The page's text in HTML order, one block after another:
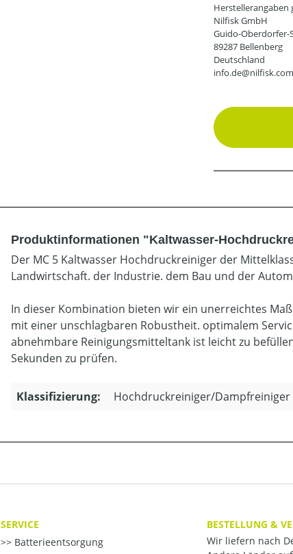
Herstellerangaben
Nilfisk GmbH
Guido-Oberdorfer-
89287 Bellenberg
Deutschland
info.de@nilfisk.com
Produktinformationen "Kaltwasser-
Der MC 5 Kaltwasser Hochdruckreiniger der
Landwirtschaft. der Industrie. dem Bau und der
In dieser Kombination bieten wir ein unerreichtes
mit einer unschlagbaren Robustheit. optimalem
abnehmbare Reinigungsmitteltank ist leicht zu
Sekunden zu prüfen.
Klassifizierung: Hochdruckreiniger/Dampfreiniger
SERVICE
Batterieentsorgung
BESTELLUNG &
Wir liefern nach